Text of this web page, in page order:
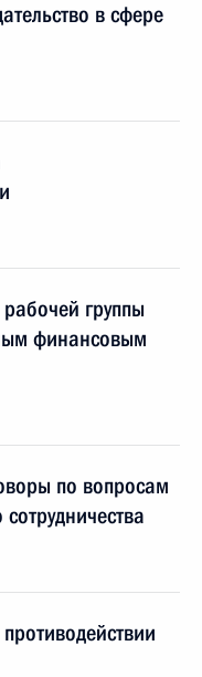
в сфере
группы
финансовым
по вопросам